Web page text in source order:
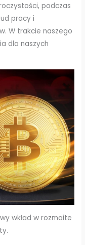
podczas
pracy i
W trakcie naszego
dla naszych
wkład w rozmaite